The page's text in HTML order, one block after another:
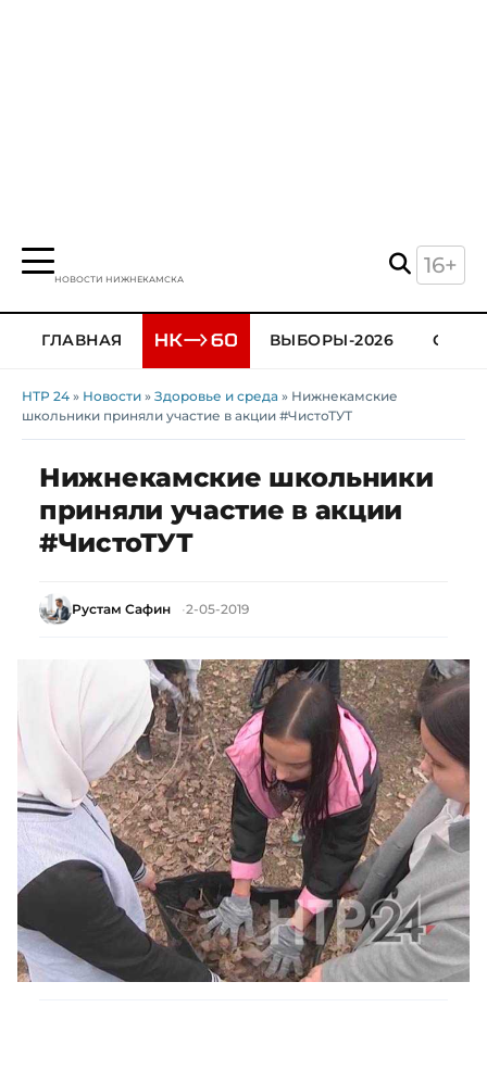
НОВОСТИ НИЖНЕКАМСКА
16+
ГЛАВНАЯ ВЫБОРЫ-2026
НТР 24 » Новости » Здоровье и среда » Нижнекамские
школьники приняли участие в акции #ЧистоТУТ
Нижнекамские школьники
приняли участие в акции
#ЧистоТУТ
Рустам Сафин 2-05-2019